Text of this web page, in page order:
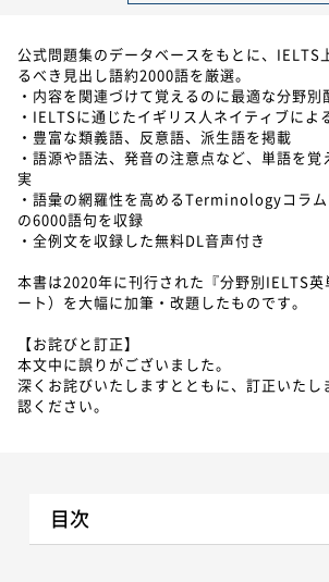
公式問題集のデータベースをもとに、IELTS
るべき見出し語約2000語を厳選。
・内容を関連づけて覚えるのに最適な分野別
・IELTSに通じたイギリス人ネイティブによ
・豊富な類義語、反意語、派生語を掲載
・語源や語法、発音の注意点など、単語を
実
・語彙の網羅性を高めるTerminologyコラ
の6000語句を収録
・全例文を収録した無料DL音声付き
本書は2020年に刊行された『分野別IELTS英
ート）を大幅に加筆・改題したものです。
【お詫びと訂正】
本文中に誤りがございました。
深くお詫びいたしますとともに、訂正いたし
認ください。
目次